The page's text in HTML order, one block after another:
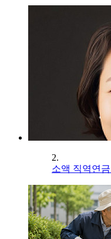
2.
소액 직역연